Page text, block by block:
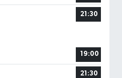
21:30
19:00
21:30